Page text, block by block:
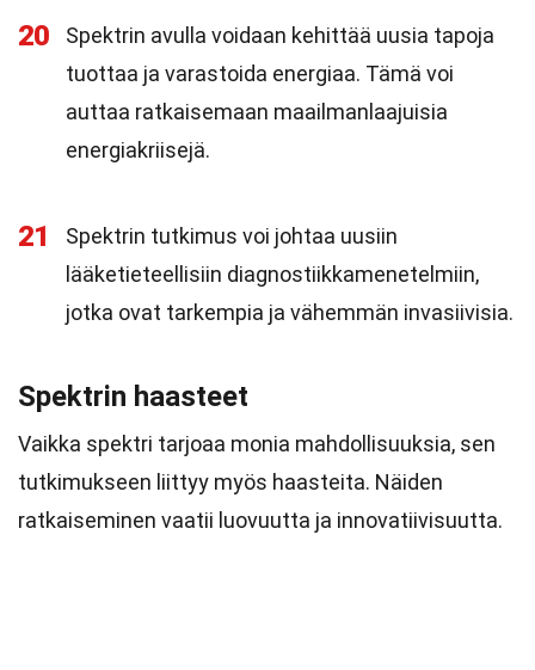
20
Spektrin avulla voidaan kehittää uusia tapoja
tuottaa ja varastoida energiaa. Tämä voi
auttaa ratkaisemaan maailmanlaajuisia
energiakriisejä.
21
Spektrin tutkimus voi johtaa uusiin
lääketieteellisiin diagnostiikkamenetelmiin,
jotka ovat tarkempia ja vähemmän invasiivisia.
Spektrin haasteet
Vaikka spektri tarjoaa monia mahdollisuuksia, sen
tutkimukseen liittyy myös haasteita. Näiden
ratkaiseminen vaatii luovuutta ja innovatiivisuutta.